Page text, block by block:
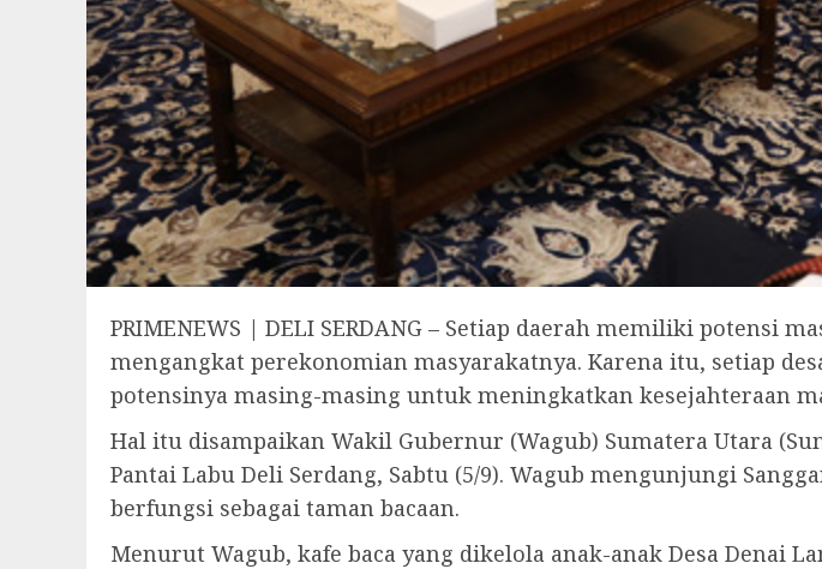
PRIMENEWS | DELI SERDANG – Setiap daerah memiliki potensi
mengangkat perekonomian masyarakatnya. Karena itu, setiap
potensinya masing-masing untuk meningkatkan kesejahteraan
Hal itu disampaikan Wakil Gubernur (Wagub) Sumatera Utara
Pantai Labu Deli Serdang, Sabtu (5/9). Wagub mengunjungi
berfungsi sebagai taman bacaan.
Menurut Wagub, kafe baca yang dikelola anak-anak Desa Denai